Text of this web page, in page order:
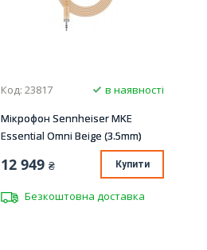
Код: 23817
в наявності
Мікрофон Sennheiser MKE
Essential Omni Beige (3.5mm)
12 949 ₴ Купити
Безкоштовна доставка